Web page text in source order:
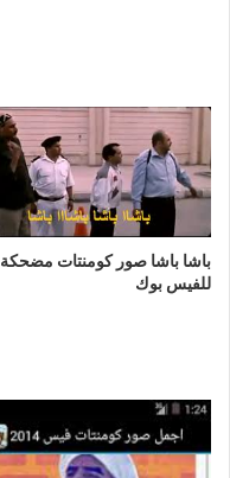
باشا باشا صور كومنتات مضحكة
للفيس بوك